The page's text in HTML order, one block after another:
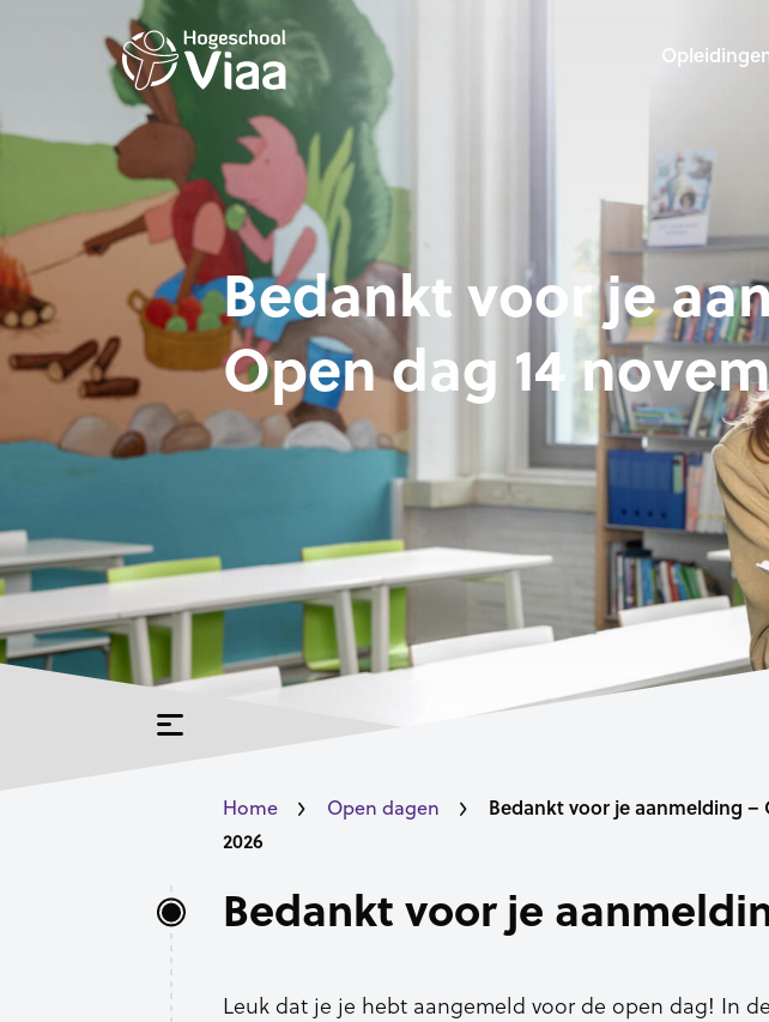
Bedankt voor je
Open dag 14
Home Open dagen
Bedankt voor je aanmelding –
2026
Bedankt voor je
Leuk dat je je hebt aangemeld voor de open dag! In